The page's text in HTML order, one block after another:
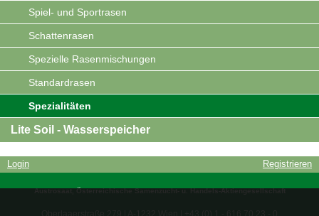
Spiel- und Sportrasen
Schattenrasen
Spezielle Rasenmischungen
Standardrasen
Spezialitäten
Lite Soil - Wasserspeicher
Login Registrieren
Austrosaat, Österreichische Samenzucht- u. Handels-Aktiengesellschaft